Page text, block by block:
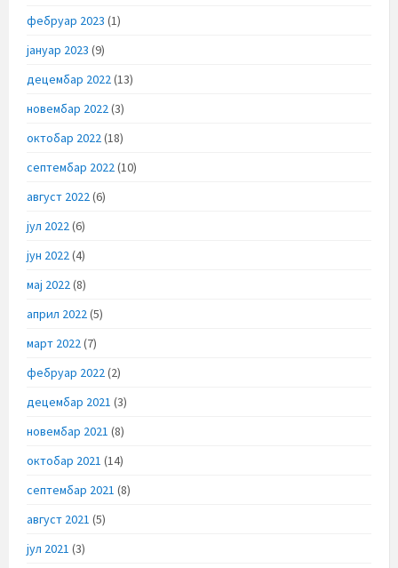
фебруар 2023 (1)
јануар 2023 (9)
децембар 2022(13)
новембар 2022(3)
октобар 2022(18)
септембар 2022(10)
август 2022(6)
јул 2022(6)
јун 2022(4)
мај 2022(8)
април 2022(5)
март 2022(7)
фебруар 2022(2)
децембар 2021 (3)
новембар 2021 (8)
октобар 2021 (14)
септембар 2021 (8)
август 2021 (5)
јул 2021 (3)